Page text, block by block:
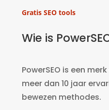
Gratis SEO tools
Wie is
PowerSEO is een
meer dan 10 jaar
bewezen methodes.